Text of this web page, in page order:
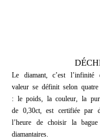
Le diamant, c’est
valeur se définit selon
: le poids, la couleur, la
de 0,30ct, est certifiée par
l’heure de choisir la
diamantaires.